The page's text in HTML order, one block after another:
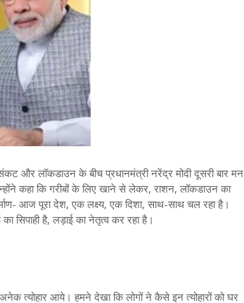
और लॉकडाउन के बीच प्रधानमंत्री नरेंद्र मोदी दूसरी बार मन
कहा कि गरीबों के लिए खाने से लेकर, राशन, लॉकडाउन का
आज पूरा देश, एक लक्ष्य, एक दिशा, साथ-साथ चल रहा है।
है, लड़ाई का नेतृत्व कर रहा है।
त्योहार आये। हमने देखा कि लोगों ने कैसे इन त्योहारों को घर